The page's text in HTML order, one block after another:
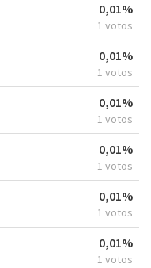
0,01%
1 votos
0,01%
1 votos
0,01%
1 votos
0,01%
1 votos
0,01%
1 votos
0,01%
1 votos